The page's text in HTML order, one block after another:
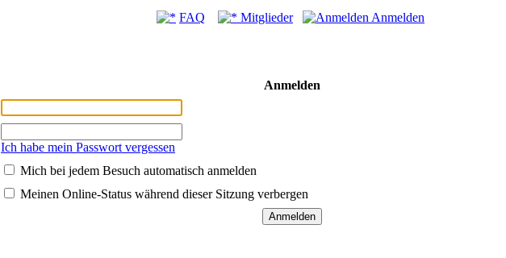
FAQ Mitglieder
Anmelden
Anmelden
Ich habe mein Passwort vergessen
Mich bei jedem Besuch automatisch anmelden
Meinen Online-Status während dieser Sitzung verbergen